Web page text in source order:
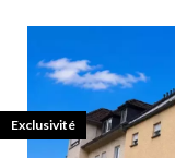
Exclusivité